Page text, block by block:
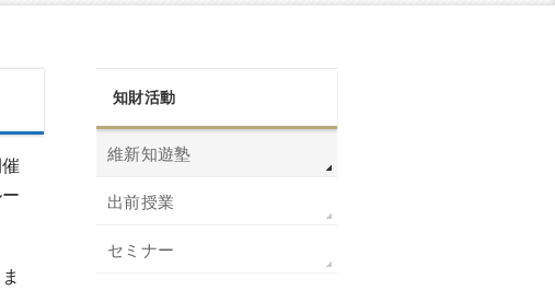
知財活動
維新知遊塾
出前授業
セミナー